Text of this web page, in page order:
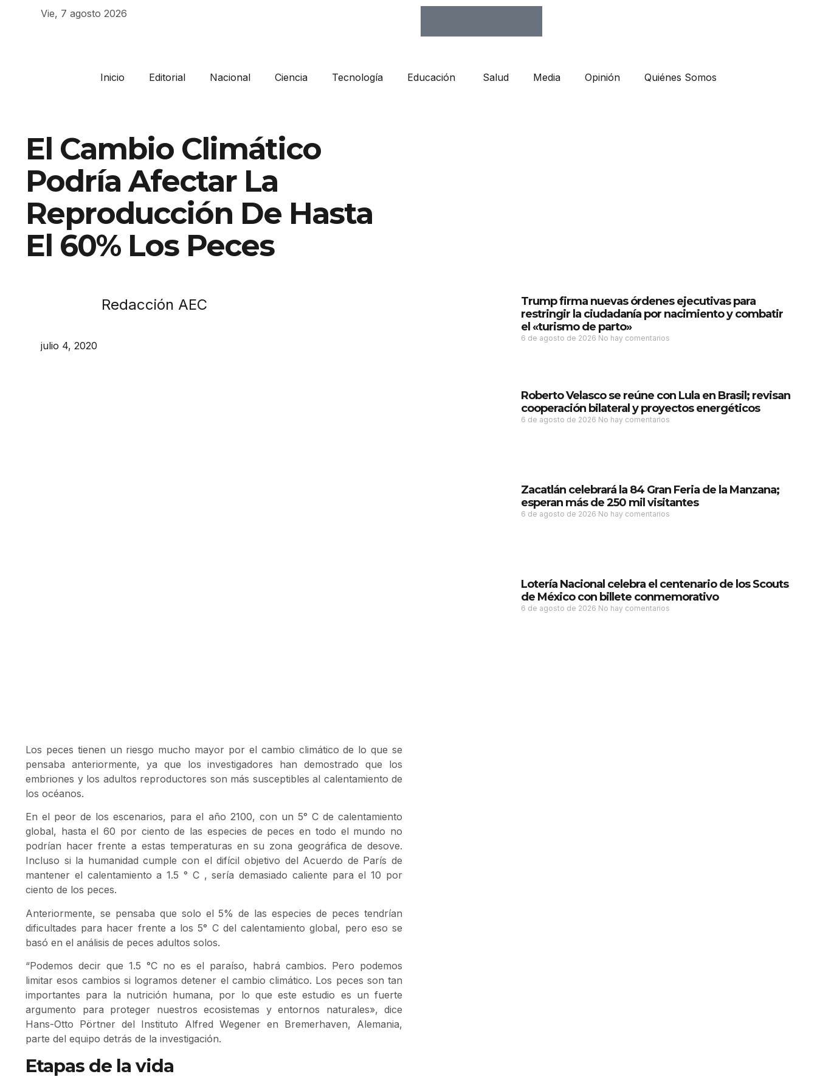
Vie, 7 agosto 2026
Inicio Editorial Nacional Ciencia Tecnología Educación Salud Media Opinión Quiénes Somos
El Cambio Climático
Podría Afectar La
Reproducción De Hasta
El 60% Los Peces
Redacción AEC
julio 4, 2020
Los peces tienen un riesgo mucho mayor por el cambio climático de lo que se
pensaba anteriormente, ya que los investigadores han demostrado que los
embriones y los adultos reproductores son más susceptibles al calentamiento de
los océanos.
En el peor de los escenarios, para el año 2100, con un 5° C de calentamiento
global, hasta el 60 por ciento de las especies de peces en todo el mundo no
podrían hacer frente a estas temperaturas en su zona geográfica de desove.
Incluso si la humanidad cumple con el difícil objetivo del Acuerdo de París de
mantener el calentamiento a 1.5 ° C , sería demasiado caliente para el 10 por
ciento de los peces.
Anteriormente, se pensaba que solo el 5% de las especies de peces tendrían
dificultades para hacer frente a los 5° C del calentamiento global, pero eso se
basó en el análisis de peces adultos solos.
“Podemos decir que 1.5 °C no es el paraíso, habrá cambios. Pero podemos
limitar esos cambios si logramos detener el cambio climático. Los peces son tan
importantes para la nutrición humana, por lo que este estudio es un fuerte
argumento para proteger nuestros ecosistemas y entornos naturales», dice
Hans-Otto Pörtner del Instituto Alfred Wegener en Bremerhaven, Alemania,
parte del equipo detrás de la investigación.
Etapas de la vida
Trump firma nuevas órdenes ejecutivas para
restringir la ciudadanía por nacimiento y combatir
el «turismo de parto»
6 de agosto de 2026 No hay comentarios
Roberto Velasco se reúne con Lula en Brasil; revisan
cooperación bilateral y proyectos energéticos
6 de agosto de 2026 No hay comentarios
Zacatlán celebrará la 84 Gran Feria de la Manzana;
esperan más de 250 mil visitantes
6 de agosto de 2026 No hay comentarios
Lotería Nacional celebra el centenario de los Scouts
de México con billete conmemorativo
6 de agosto de 2026 No hay comentarios